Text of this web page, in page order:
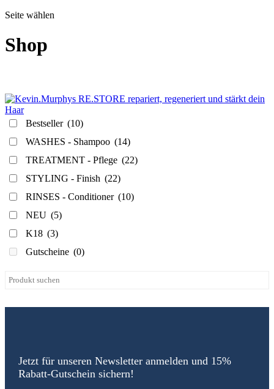
Seite wählen
Shop
Bestseller (10)
WASHES - Shampoo (14)
TREATMENT - Pflege (22)
STYLING - Finish (22)
RINSES - Conditioner (10)
NEU (5)
K18 (3)
Gutscheine (0)
Jetzt für unseren Newsletter anmelden und 15%
Rabatt-Gutschein sichern!